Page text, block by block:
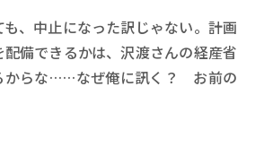
も、中止になった訳じゃない。計画
備できるかは、沢渡さんの経産省
からな……なぜ俺に訊く？ お前の